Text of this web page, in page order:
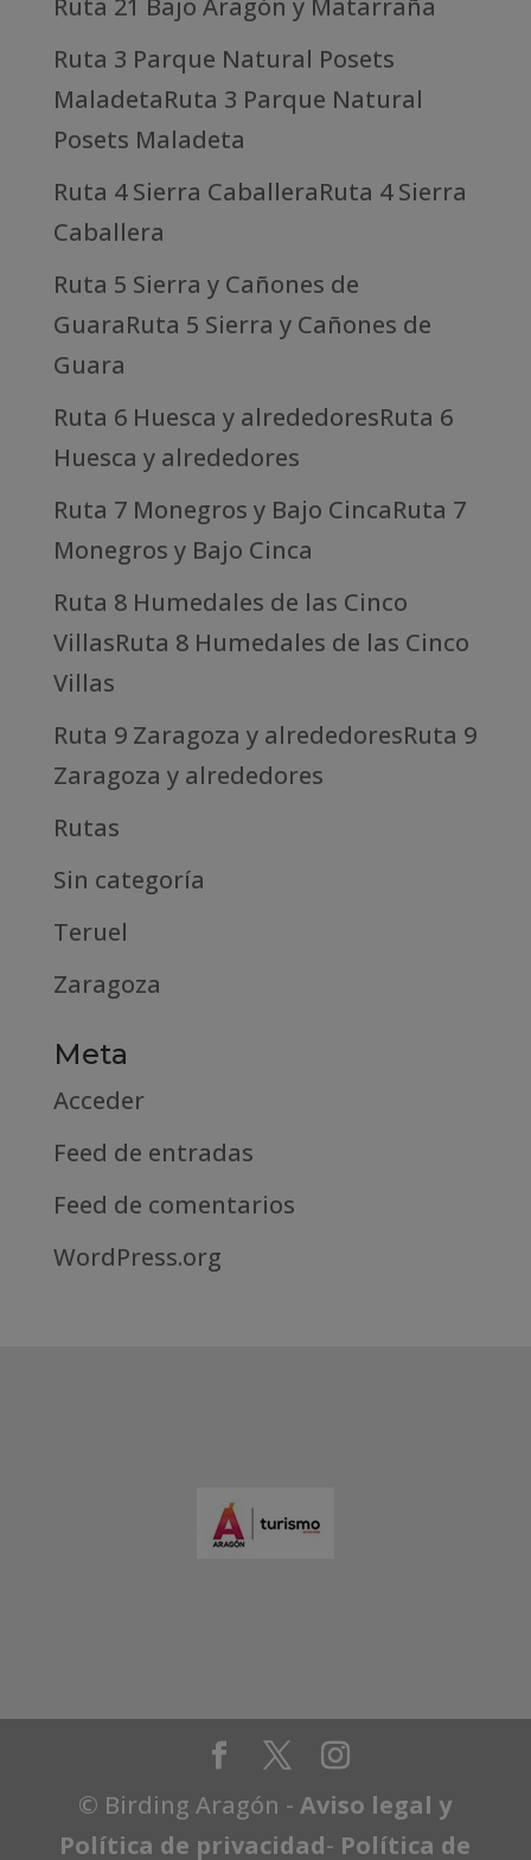
Ruta 21 Bajo Aragón y Matarraña
Ruta 3 Parque Natural Posets
MaladetaRuta 3 Parque Natural
Posets Maladeta
Ruta 4 Sierra CaballeraRuta 4 Sierra
Caballera
Ruta 5 Sierra y Cañones de
GuaraRuta 5 Sierra y Cañones de
Guara
Ruta 6 Huesca y alrededoresRuta 6
Huesca y alrededores
Ruta 7 Monegros y Bajo CincaRuta 7
Monegros y Bajo Cinca
Ruta 8 Humedales de las Cinco
VillasRuta 8 Humedales de las Cinco
Villas
Ruta 9 Zaragoza y alrededoresRuta 9
Zaragoza y alrededores
Rutas
Sin categoría
Teruel
Zaragoza
Meta
Acceder
Feed de entradas
Feed de comentarios
WordPress.org
© Birding Aragón -Aviso legal y
Política de privacidad- Política de